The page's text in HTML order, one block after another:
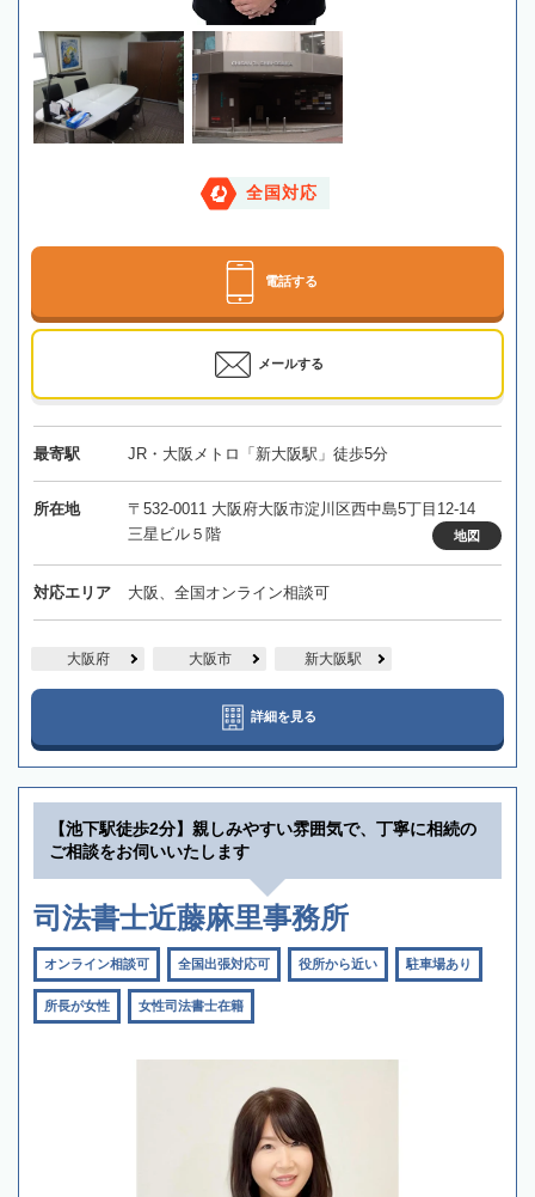
全国対応
電話する
メールする
最寄駅 JR・大阪メトロ「新大阪駅」徒歩5分
所在地
〒532-0011 大阪府大阪市淀川区西中島5丁目12-14
三星ビル５階
地図
対応エリア 大阪、全国オンライン相談可
大阪府 大阪市 新大阪駅
詳細を見る
【池下駅徒歩2分】親しみやすい雰囲気で、丁寧に相続の
ご相談をお伺いいたします
司法書士近藤麻里事務所
オンライン相談可 全国出張対応可 役所から近い 駐車場あり
所長が女性 女性司法書士在籍